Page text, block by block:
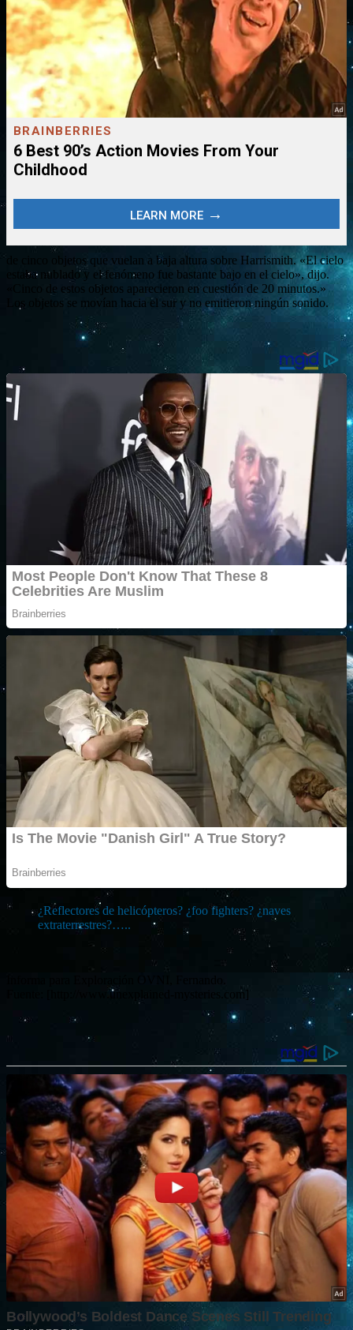
de cinco objetos que vuelan a baja altura sobre Harrismith. «El cielo
estaba nublado y el fenómeno fue bastante bajo en el cielo», dijo.
«Cinco de estos objetos aparecieron en cuestión de 20 minutos.»
Los objetos se movían hacia el sur y no emitieron ningún sonido.
¿Reflectores de helicópteros? ¿foo fighters? ¿naves
extraterrestres?…..
Fuente: [http://www.unexplained-mysteries.com]